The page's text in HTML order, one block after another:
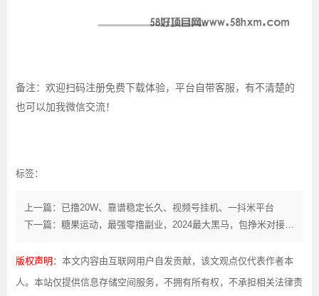
备注：欢迎扫码注册免费下载体验，平台自带客服，有不清楚的
也可以加我微信交流！
标签：
上一篇：已撸20W、靠谱稳定长久、视频号挂机、一抖米平台
下一篇：糖果运动，最强零撸副业，2024最大黑马，包挣米对接团队长
版权声明 ：本文内容由互联网用户自发贡献，该文观点仅代表作者本
人。本站仅提供信息存储空间服务，不拥有所有权，不承担相关法律责